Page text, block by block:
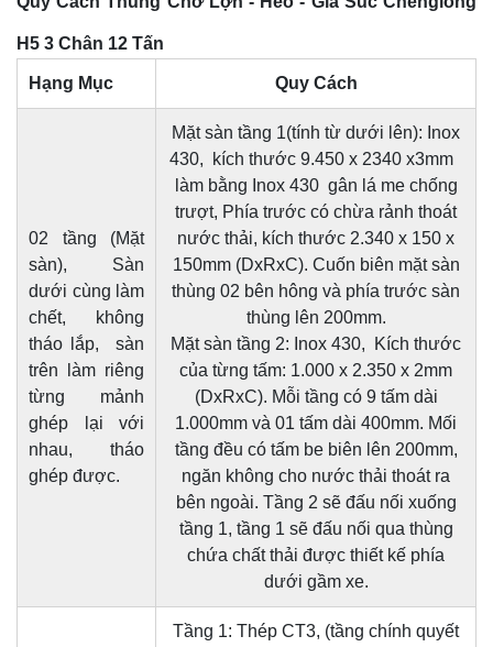
H5 3 Chân 12 Tấn
Hạng Mục Quy Cách
02 tầng (Mặt
sàn), Sàn
dưới cùng làm
chết, không
tháo lắp, sàn
trên làm riêng
từng mảnh
ghép lại với
nhau, tháo
ghép được.
Mặt sàn tầng 1(tính từ dưới lên): Inox
430, kích thước 9.450 x 2340 x3mm
làm bằng Inox 430 gân lá me chống
trượt, Phía trước có chừa rảnh thoát
nước thải, kích thước 2.340 x 150 x
150mm (DxRxC). Cuốn biên mặt sàn
thùng 02 bên hông và phía trước sàn
thùng lên 200mm.
Mặt sàn tầng 2: Inox 430, Kích thước
của từng tấm: 1.000 x 2.350 x 2mm
(DxRxC). Mỗi tầng có 9 tấm dài
1.000mm và 01 tấm dài 400mm. Mối
tầng đều có tấm be biên lên 200mm,
ngăn không cho nước thải thoát ra
bên ngoài. Tầng 2 sẽ đấu nối xuống
tầng 1, tầng 1 sẽ đấu nối qua thùng
chứa chất thải được thiết kế phía
dưới gầm xe.
Tầng 1: Thép CT3, (tầng chính quyết